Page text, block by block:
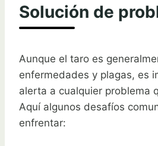
Solución de
Aunque el taro es
enfermedades y plagas, es
alerta a cualquier problema
Aquí algunos desafíos
enfrentar: